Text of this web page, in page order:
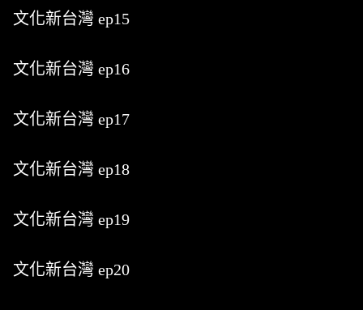
文化新台灣 ep15
文化新台灣 ep16
文化新台灣 ep17
文化新台灣 ep18
文化新台灣 ep19
文化新台灣 ep20